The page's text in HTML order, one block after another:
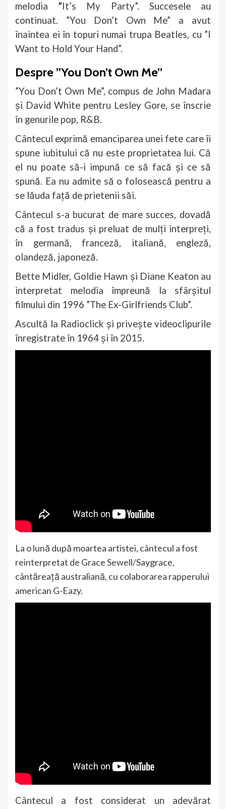
melodia ”It’s My Party”. Succesele au
continuat. ”You Don’t Own Me” a avut
înaintea ei în topuri numai trupa Beatles, cu ”I
Want to Hold Your Hand”.
Despre ”You Don’t Own Me”
”You Don’t Own Me”, compus de John Madara
și David White pentru Lesley Gore, se înscrie
în genurile pop, R&B.
Cântecul exprimă emanciparea unei fete care îi
spune iubitului că nu este proprietatea lui. Că
el nu poate să-i impună ce să facă și ce să
spună. Ea nu admite să o folosească pentru a
se lăuda față de prietenii săi.
Cântecul s-a bucurat de mare succes, dovadă
că a fost tradus și preluat de mulți interpreți,
în germană, franceză, italiană, engleză,
olandeză, japoneză.
Bette Midler, Goldie Hawn și Diane Keaton au
interpretat melodia împreună la sfârșitul
filmului din 1996 ”The Ex-Girlfriends Club”.
Ascultă la Radioclick și privește videoclipurile
înregistrate în 1964 și în 2015.
La o lună după moartea artistei, cântecul a fost
reinterpretat de Grace Sewell/Saygrace,
cântăreață australiană, cu colaborarea rapperului
american G-Eazy.
Cântecul a fost considerat un adevărat